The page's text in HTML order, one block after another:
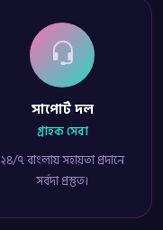
সাপোর্ট দল
গ্রাহক সেবা
২৪/৭ বাংলায় সহায়তা প্রদানে
সর্বদা প্রস্তুত।